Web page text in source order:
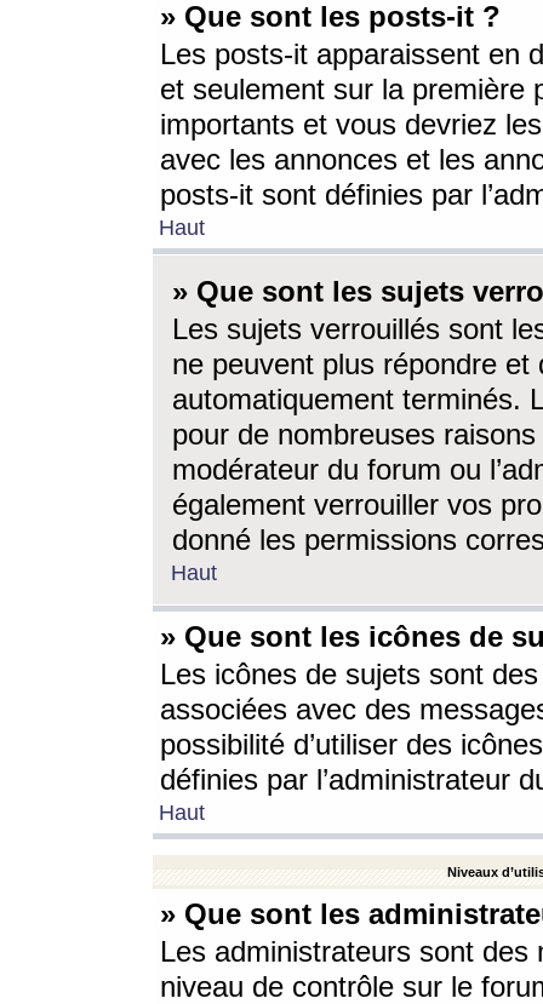
» Que sont les posts-it ?
Les posts-it apparaissent en
et seulement sur la première
importants et vous devriez
avec les annonces et les
posts-it sont définies par
Haut
» Que sont les sujets
Les sujets verrouillés sont
ne peuvent plus répondre
automatiquement terminés.
pour de nombreuses
modérateur du forum ou
également verrouiller vos
donné les permissions
Haut
» Que sont les icônes de
Les icônes de sujets sont
associées avec des
possibilité d’utiliser des
définies par l’administrateur
Haut
Niveaux
» Que sont les
Les administrateurs sont
niveau de contrôle sur le